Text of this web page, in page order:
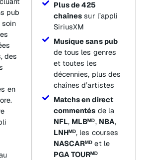
pub
soin
des
en
Plus de 425
chaînes sur l’appli
SiriusXM
Musique sans pub
de tous les genres
et toutes les
décennies, plus des
chaînes d’artistes
Matchs en direct
commentés de la
NFL, MLBᴹᴰ, NBA,
LNHᴹᴰ, les courses
NASCARᴹᴰ et le
PGA TOURᴹᴰ